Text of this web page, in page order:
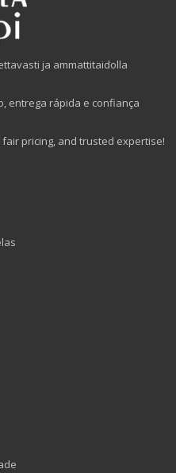
ja ammattitaidolla
entrega rápida e confiança
pricing, and trusted expertise!